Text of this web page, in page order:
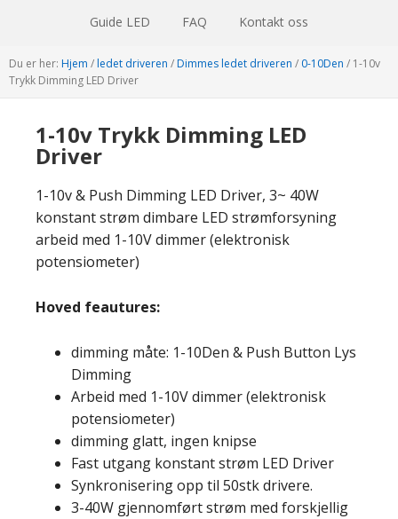
Guide LED FAQ Kontakt oss
Du er her: Hjem / ledet driveren / Dimmes ledet driveren / 0-10Den / 1-10v
Trykk Dimming LED Driver
1-10v Trykk Dimming LED
Driver
1-10v & Push Dimming LED Driver, 3~ 40W
konstant strøm dimbare LED strømforsyning
arbeid med 1-10V dimmer (elektronisk
potensiometer)
Hoved feautures:
dimming måte: 1-10Den & Push Button Lys
Dimming
Arbeid med 1-10V dimmer (elektronisk
potensiometer)
dimming glatt, ingen knipse
Fast utgang konstant strøm LED Driver
Synkronisering opp til 50stk drivere.
3-40W gjennomført strøm med forskjellig